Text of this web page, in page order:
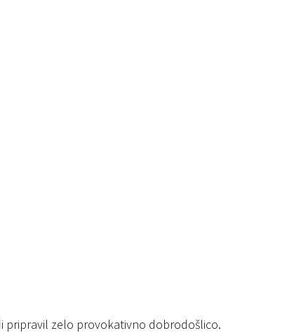
pripravil zelo provokativno dobrodošlico.